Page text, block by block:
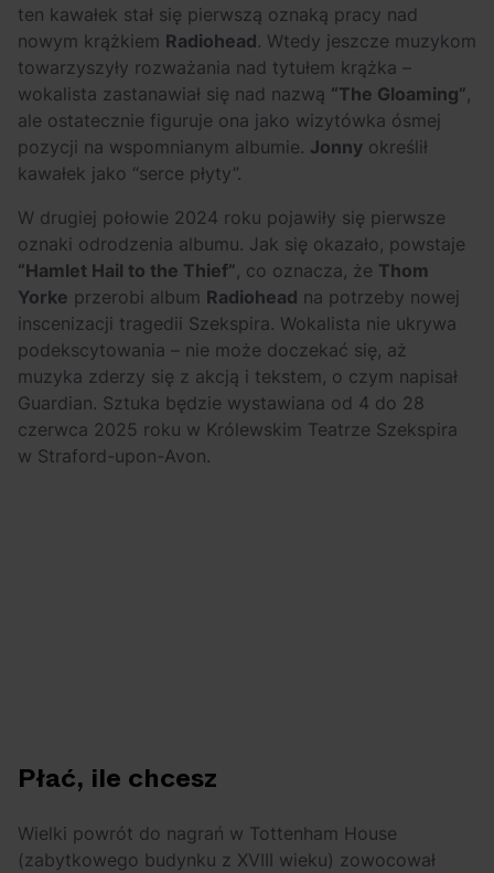
ten kawałek stał się pierwszą oznaką pracy nad
nowym krążkiem Radiohead. Wtedy jeszcze muzykom
towarzyszyły rozważania nad tytułem krążka –
wokalista zastanawiał się nad nazwą “The Gloaming”
ale ostatecznie figuruje ona jako wizytówka ósmej
pozycji na wspomnianym albumie. Jonny określił
kawałek jako “serce płyty”.
W drugiej połowie 2024 roku pojawiły się pierwsze
oznaki odrodzenia albumu. Jak się okazało, powstaje
“Hamlet Hail to the Thief” , co oznacza, że Thom
Yorke przerobi album Radiohead na potrzeby nowej
inscenizacji tragedii Szekspira. Wokalista nie ukrywa
podekscytowania – nie może doczekać się, aż
muzyka zderzy się z akcją i tekstem, o czym napisał
Guardian. Sztuka będzie wystawiana od 4 do 28
czerwca 2025 roku w Królewskim Teatrze Szekspira
w Straford-upon-Avon.
Płać, ile chcesz
Wielki powrót do nagrań w Tottenham House
(zabytkowego budynku z XVIII wieku) zowocował